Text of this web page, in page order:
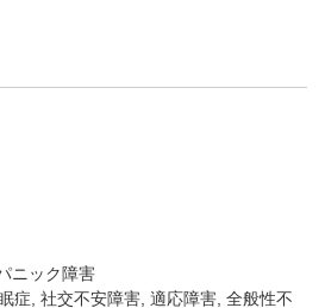
ニック障害
症, 社交不安障害, 適応障害, 全般性不